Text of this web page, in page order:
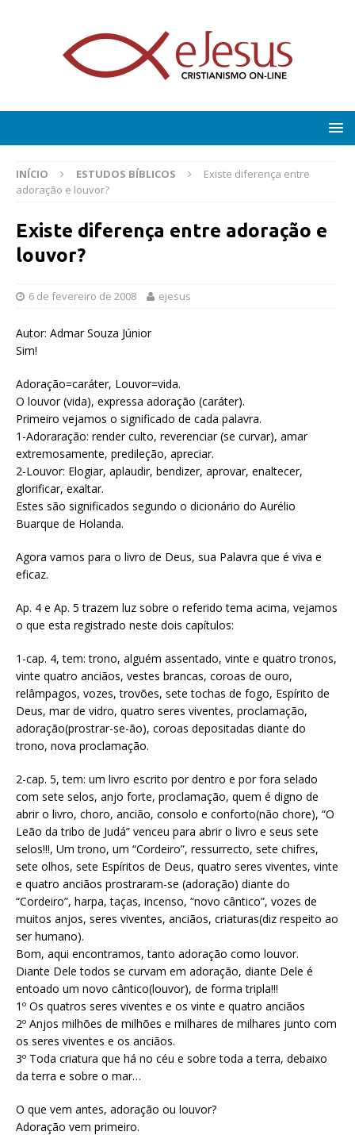
INÍCIO ESTUDOS BÍBLICOS
Existe diferença entre
adoração e louvor?
Existe diferença entre adoração e
louvor?
6 de fevereiro de 2008 ejesus
Autor: Admar Souza Júnior
Sim!
Adoração=caráter, Louvor=vida.
O louvor (vida), expressa adoração (caráter).
Primeiro vejamos o significado de cada palavra.
1-Adoraração: render culto, reverenciar (se curvar), amar
extremosamente, predileção, apreciar.
2-Louvor: Elogiar, aplaudir, bendizer, aprovar, enaltecer,
glorificar, exaltar.
Estes são significados segundo o dicionário do Aurélio
Buarque de Holanda.
Agora vamos para o livro de Deus, sua Palavra que é viva e
eficaz.
Ap. 4 e Ap. 5 trazem luz sobre o referido tema acima, vejamos
o que esta registrado neste dois capítulos:
1-cap. 4, tem: trono, alguém assentado, vinte e quatro tronos,
vinte quatro anciãos, vestes brancas, coroas de ouro,
relâmpagos, vozes, trovões, sete tochas de fogo, Espírito de
Deus, mar de vidro, quatro seres viventes, proclamação,
adoração(prostrar-se-ão), coroas depositadas diante do
trono, nova proclamação.
2-cap. 5, tem: um livro escrito por dentro e por fora selado
com sete selos, anjo forte, proclamação, quem é digno de
abrir o livro, choro, ancião, consolo e conforto(não chore), “O
Leão da tribo de Judá” venceu para abrir o livro e seus sete
selos!!!, Um trono, um “Cordeiro”, ressurrecto, sete chifres,
sete olhos, sete Espíritos de Deus, quatro seres viventes, vinte
e quatro anciãos prostraram-se (adoração) diante do
“Cordeiro”, harpa, taças, incenso, “novo cântico”, vozes de
muitos anjos, seres viventes, anciãos, criaturas(diz respeito ao
ser humano).
Bom, aqui encontramos, tanto adoração como louvor.
Diante Dele todos se curvam em adoração, diante Dele é
entoado um novo cântico(louvor), de forma tripla!!!
1º Os quatros seres viventes e os vinte e quatro anciãos
2º Anjos milhões de milhões e milhares de milhares junto com
os seres viventes e os anciãos.
3º Toda criatura que há no céu e sobre toda a terra, debaixo
da terra e sobre o mar…
O que vem antes, adoração ou louvor?
Adoração vem primeiro.